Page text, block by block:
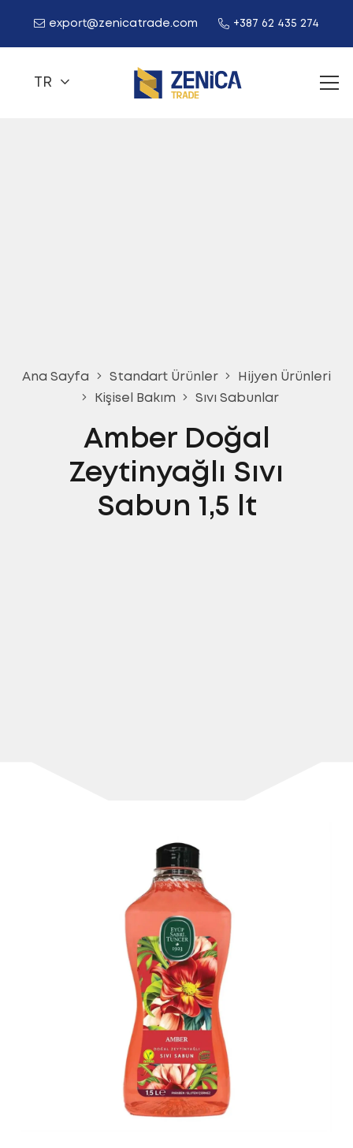
export@zenicatrade.com +387 62 435 274
TR
Ana Sayfa Standart Ürünler
Hijyen Ürünleri
Kişisel Bakım
Sıvı Sabunlar
Amber Doğal
Zeytinyağlı Sıvı
Sabun 1,5 lt